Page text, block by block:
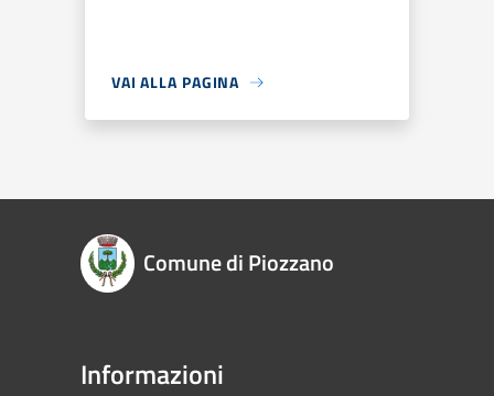
VAI ALLA PAGINA
Comune di Piozzano
Informazioni